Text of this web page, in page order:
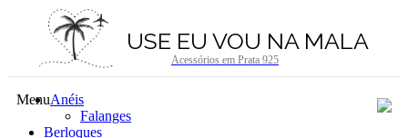
USE EU VOU NA MALA
Acessórios em Prata 925
MenuAnéis
Falanges
Berloques